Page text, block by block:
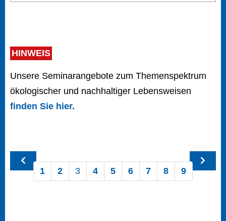
HINWEIS
Unsere Seminarangebote zum Themenspektrum
ökologischer und nachhaltiger Lebensweisen
finden Sie hier.
1 2 3 4 5 6 7 8 9